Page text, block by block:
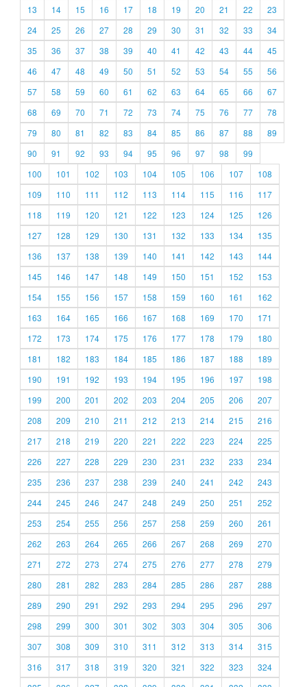
13
14 15 16 17 18 19 20 21 22
23
24
25 26 27 28 29 30 31 32 33
34
35
36 37 38 39 40 41 42 43 44
45
46
47 48 49 50 51 52 53 54 55
56
57
58 59 60 61 62 63 64 65 66
67
68
69 70 71 72 73 74 75 76 77
78
79
80 81 82 83 84 85 86 87 88
89
90
91 92 93 94 95 96 97 98
99
100
101 102 103 104 105 106 107
108
109
110 111 112 113 114 115 116
117
118
119 120 121 122 123 124 125
126
127
128 129 130 131 132 133 134
135
136
137 138 139 140 141 142 143
144
145
146 147 148 149 150 151 152
153
154
155 156 157 158 159 160 161
162
163
164 165 166 167 168 169 170
171
172
173 174 175 176 177 178 179
180
181
182 183 184 185 186 187 188
189
190
191 192 193 194 195 196 197
198
199
200 201 202 203 204 205 206
207
208
209 210 211 212 213 214 215
216
217
218 219 220 221 222 223 224
225
226
227 228 229 230 231 232 233
234
235
236 237 238 239 240 241 242
243
244
245 246 247 248 249 250 251
252
253
254 255 256 257 258 259 260
261
262
263 264 265 266 267 268 269
270
271
272 273 274 275 276 277 278
279
280
281 282 283 284 285 286 287
288
289
290 291 292 293 294 295 296
297
298
299 300 301 302 303 304 305
306
307
308 309 310 311 312 313 314
315
316
317 318 319 320 321 322 323
324